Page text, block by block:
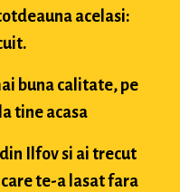
acelasi:
buna calitate, pe
tine acasa
Ilfov si ai trecut
te-a lasat fara